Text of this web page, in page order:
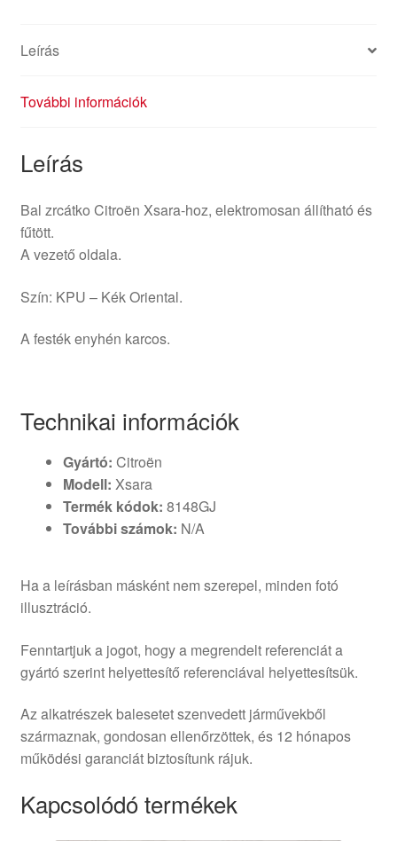
Leírás
További információk
Leírás
Bal zrcátko Citroën Xsara-hoz, elektromosan állítható és
fűtött.
A vezető oldala.
Szín: KPU – Kék Oriental.
A festék enyhén karcos.
Technikai információk
Gyártó: Citroën
Modell: Xsara
Termék kódok: 8148GJ
További számok: N/A
Ha a leírásban másként nem szerepel, minden fotó
illusztráció.
Fenntartjuk a jogot, hogy a megrendelt referenciát a
gyártó szerint helyettesítő referenciával helyettesítsük.
Az alkatrészek balesetet szenvedett járművekből
származnak, gondosan ellenőrzöttek, és 12 hónapos
működési garanciát biztosítunk rájuk.
Kapcsolódó termékek